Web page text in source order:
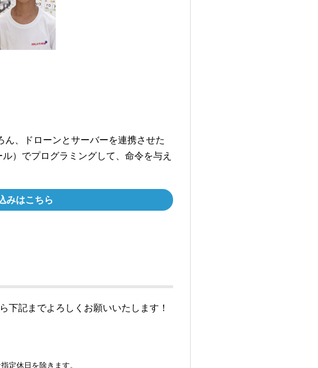
、ドローンとサーバーを連携させた
）でプログラミングして、命令を与え
みはこちら
下記までよろしくお願いいたします！
定休日を除きます。